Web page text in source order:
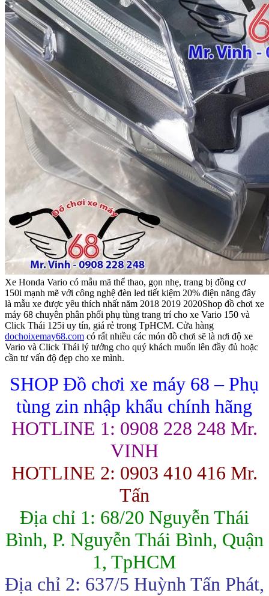
Xe Honda Vario có mẫu mã thể thao, gọn nhẹ, trang bị đồng cơ
150i mạnh mẽ với công nghệ đèn led tiết kiệm 20% điện năng đây
là mẫu xe được yêu thích nhất năm 2018 2019 2020Shop đồ chơi xe
máy 68 chuyên phân phối phụ tùng trang trí cho xe Vario 150 và
Click Thái 125i uy tín, giá rẻ trong TpHCM. Cửa hàng
dochoixemay68.com có rất nhiều các món đồ chơi sẽ là nơi độ xe
Vario và Click Thái lý tưởng cho quý khách muốn lên đầy đủ hoặc
cần tư vấn độ đẹp cho xe mình.
SHOP Đồ chơi xe máy 68 – Phụ
tùng zin nhập khẩu chính hãng
HOTLINE 1: 0908 228 248 Mr.
VINH
HOTLINE 2: 0903 410 416 Mr.
Tấn
Địa chỉ 1: 68/20 Nguyễn Thái
Bình, P. Nguyễn Thái Bình, Quận
1, TpHCM
Địa chỉ 2: 637/5 Huỳnh Tấn Phát,